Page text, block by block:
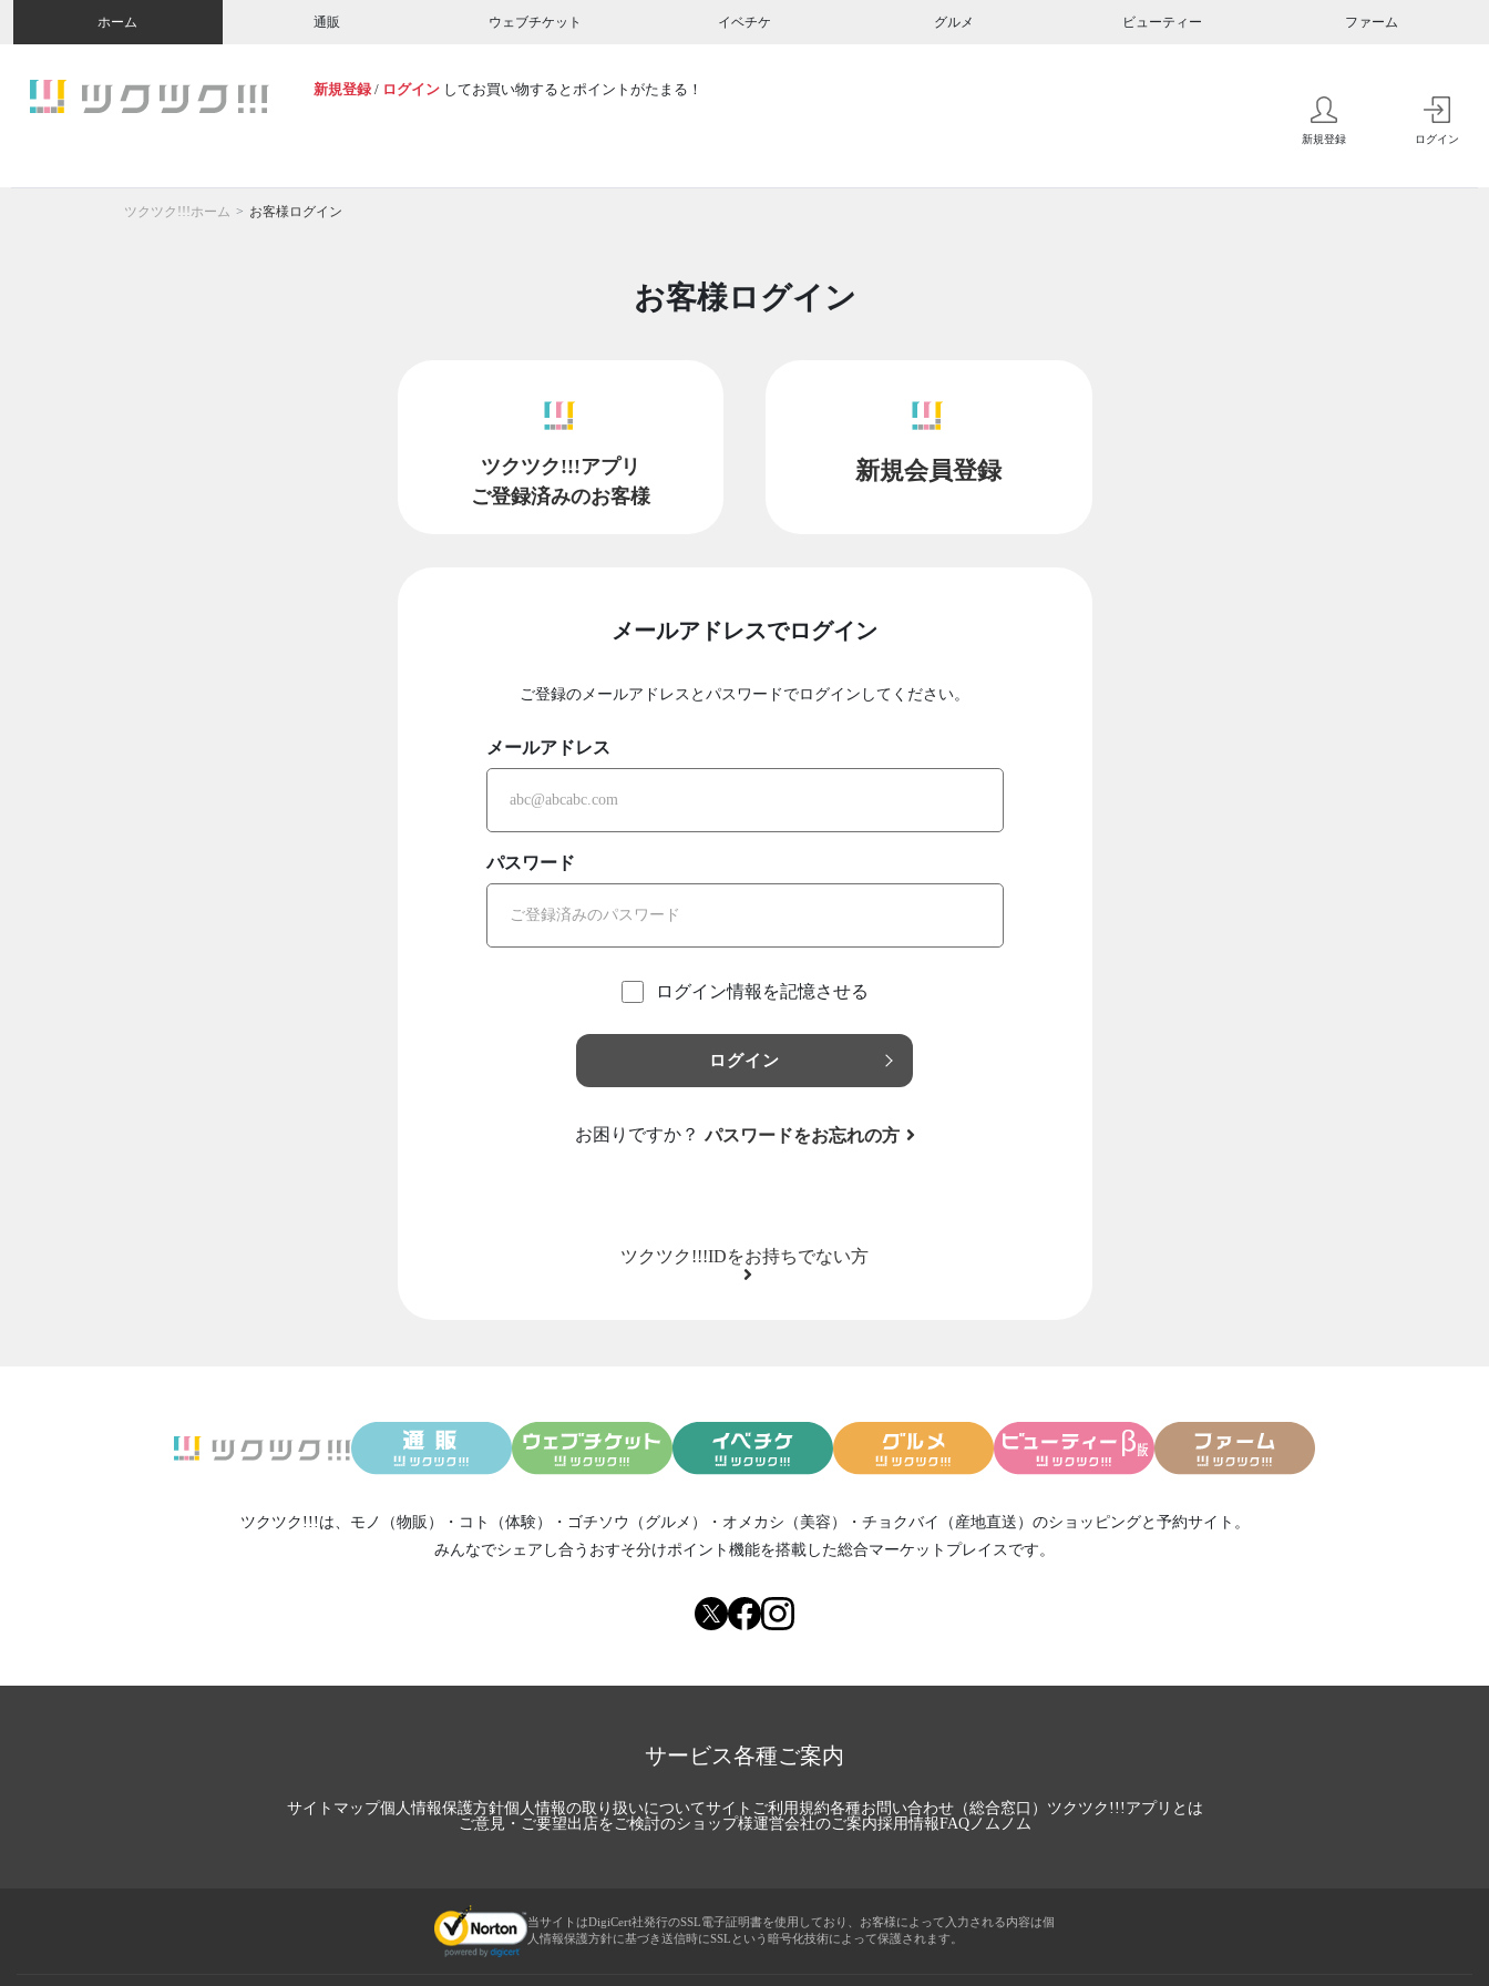
ホーム 通販 ウェブチケット イベチケ グルメ ビューティー ファーム
新規登録 / ログイン してお買い物するとポイントがたまる！
新規登録 ログイン
ツクツク!!!ホーム お客様ログイン
お客様ログイン
ツクツク!!!アプリ
ご登録済みのお客様
新規会員登録
メールアドレスでログイン
ご登録のメールアドレスとパスワードでログインしてください。
メールアドレス
パスワード
ログイン情報を記憶させる
ログイン
お困りですか？ パスワードをお忘れの方
ツクツク!!!IDをお持ちでない方
ツクツク!!!は、 モノ（物販） ・ コト（体験） ・ ゴチソウ（グルメ） ・ オメカシ（美容） ・ チョクバイ（産地直送） のショッピングと予約サイト。
みんなでシェアし合う おすそ分けポイント機能を搭載した総合マーケットプレイスです。
サービス各種ご案内
サイトマップ個人情報保護方針個人情報の取り扱いについてサイトご利用規約各種お問い合わせ（総合窓口） ツクツク!!!アプリとは
ご意見・ご要望出店をご検討のショップ様運営会社のご案内採用情報FAQノムノム
当サイトはDigiCert社発行のSSL電子証明書を使用しており、お客様によって入力される内容は個
人情報保護方針に基づき送信時にSSLという暗号化技術によって保護されます。